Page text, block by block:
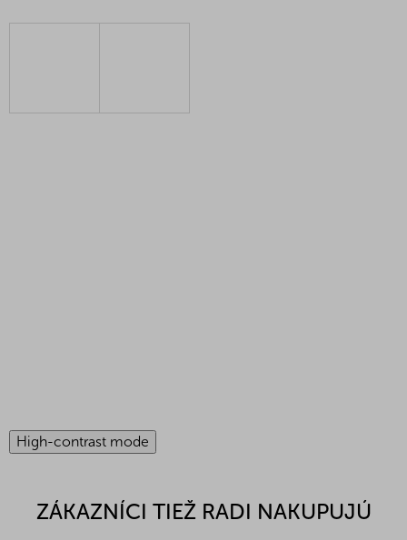
High-contrast mode
ZÁKAZNÍCI TIEŽ RADI NAKUPUJÚ